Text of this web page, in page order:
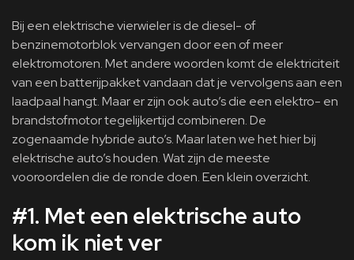
Bij een elektrische vierwieler is de diesel- of
benzinemotorblok vervangen door een of meer
elektromotoren. Met andere woorden komt de elektriciteit
van een batterijpakket vandaan dat je vervolgens aan een
laadpaal hangt. Maar er zijn ook auto’s die een elektro- en
brandstofmotor tegelijkertijd combineren. De
zogenaamde hybride auto’s. Maar laten we het hier bij
elektrische auto’s houden. Wat zijn de meeste
vooroordelen die de ronde doen. Een klein overzicht.
#1. Met een elektrische auto
kom ik niet ver